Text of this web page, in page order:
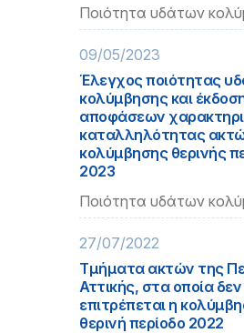
Ποιότητα υδάτων
09/05/2023
Έλεγχος ποιότητας
κολύμβησης και
αποφάσεων
καταλληλότητας
κολύμβησης θερινής
2023
Ποιότητα υδάτων
27/07/2022
Τμήματα ακτών της
Αττικής, στα οποία δεν
επιτρέπεται η
θερινή περίοδο 2022